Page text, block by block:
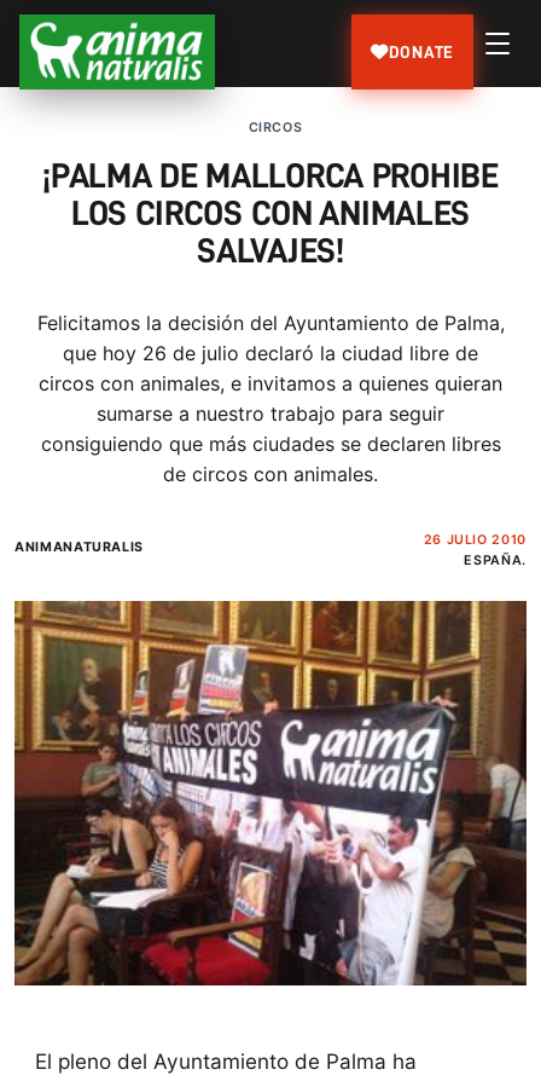
DONATE
CIRCOS
¡PALMA DE MALLORCA PROHIBE
LOS CIRCOS CON ANIMALES
SALVAJES!
Felicitamos la decisión del Ayuntamiento de Palma,
que hoy 26 de julio declaró la ciudad libre de
circos con animales, e invitamos a quienes quieran
sumarse a nuestro trabajo para seguir
consiguiendo que más ciudades se declaren libres
de circos con animales.
ANIMANATURALIS
26 JULIO 2010
ESPAÑA.
El pleno del Ayuntamiento de Palma ha